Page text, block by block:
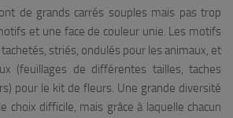
de grands carrés souples mais pas trop
et une face de couleur unie. Les motifs
striés, ondulés pour les animaux, et
(feuillages de différentes tailles, taches
pour le kit de fleurs. Une grande diversité
choix difficile, mais grâce à laquelle chacun